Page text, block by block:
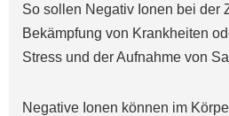
So sollen Negativ Ionen bei der
Bekämpfung von Krankheiten
Stress und der Aufnahme von
Negative Ionen können im